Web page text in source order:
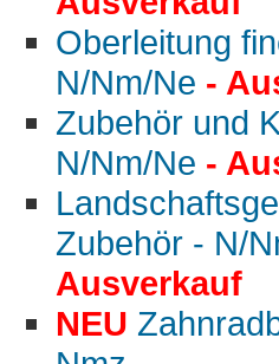
Oberleitung
N/Nm/Ne -
Zubehör und
N/Nm/Ne -
Zubehör - N/
Ausverkauf
NEU